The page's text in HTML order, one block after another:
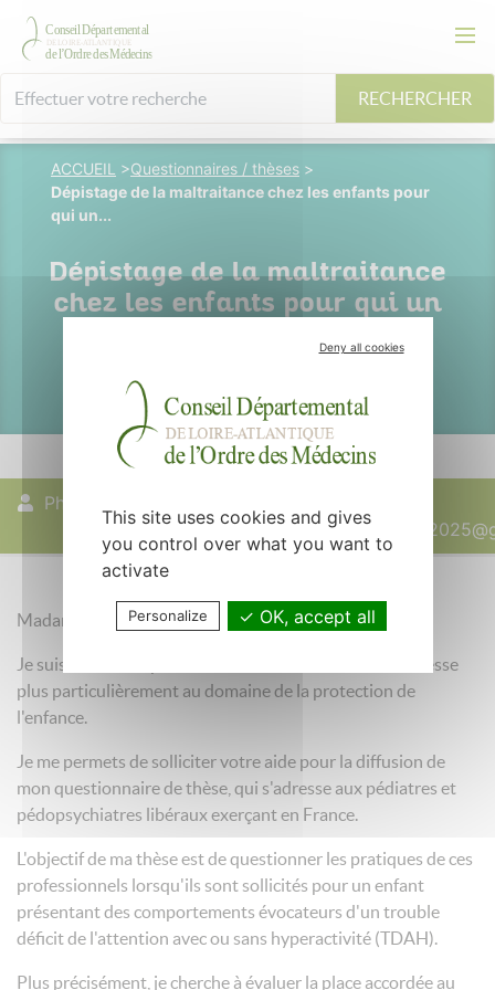
RECHERCHER
ACCUEIL >Questionnaires / thèses >
Dépistage de la maltraitance chez les enfants pour
qui un...
Dépistage de la maltraitance
chez les enfants pour qui un
Philippe Lou
2025
Madame, Monsieur,
Je suis interne de pédiatrie au CHU de Brest et m'intéresse
plus particulièrement au domaine de la protection de
l'enfance.
Je me permets de solliciter votre aide pour la diffusion de
mon questionnaire de thèse, qui s'adresse aux pédiatres et
pédopsychiatres libéraux exerçant en France.
L'objectif de ma thèse est de questionner les pratiques de ces
professionnels lorsqu'ils sont sollicités pour un enfant
présentant des comportements évocateurs d'un trouble
déficit de l'attention avec ou sans hyperactivité (TDAH).
Plus précisément, je cherche à évaluer la place accordée au
Deny all cookies
This site uses cookies and gives
you control over what you want to
activate
Personalize OK, accept all